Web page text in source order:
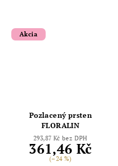
Akcia
Pozlacený prsten
FLORALIN
293,87 Kč bez DPH
361,46 Kč
(–24 %)